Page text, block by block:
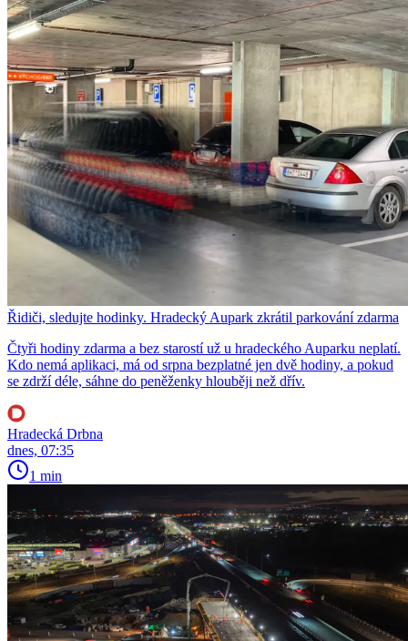
Řidiči, sledujte hodinky. Hradecký Aupark zkrátil parkování zdarma
Čtyři hodiny zdarma a bez starostí už u hradeckého Auparku neplatí.
Kdo nemá aplikaci, má od srpna bezplatné jen dvě hodiny, a pokud
se zdrží déle, sáhne do peněženky hlouběji než dřív.
Hradecká Drbna
dnes, 07:35
1 min